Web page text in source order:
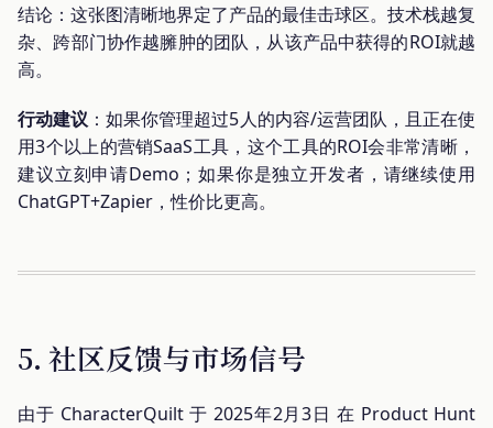
结论：这张图清晰地界定了产品的最佳击球区。技术栈越复
杂、跨部门协作越臃肿的团队，从该产品中获得的ROI就越
高。
行动建议 ：如果你管理超过5人的内容/运营团队，且正在使
用3个以上的营销SaaS工具，这个工具的ROI会非常清晰，
建议立刻申请Demo；如果你是独立开发者，请继续使用
ChatGPT+Zapier，性价比更高。
5. 社区反馈与市场信号
由于 CharacterQuilt 于 2025年2月3日 在 Product Hunt